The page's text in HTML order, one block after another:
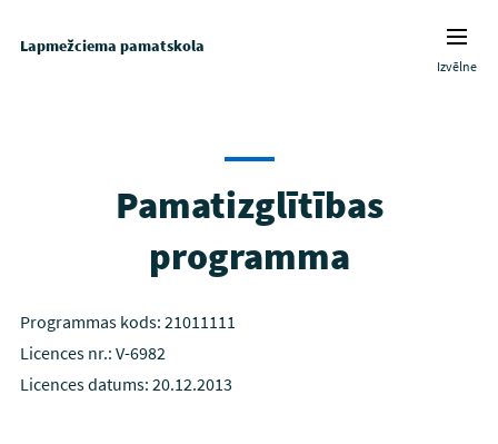
Lapmežciema pamatskola
Izvēlne
Pamatizglītības
programma
Programmas kods: 21011111
Licences nr.: V-6982
Licences datums: 20.12.2013